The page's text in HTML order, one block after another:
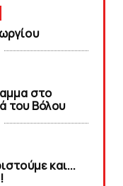
στο
του Bόλου
και...